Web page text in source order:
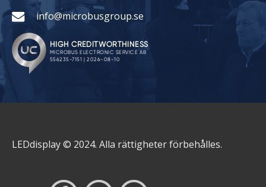
info@microbusgroup.se
LEDdisplay © 2024. Alla rättigheter förbehålles.